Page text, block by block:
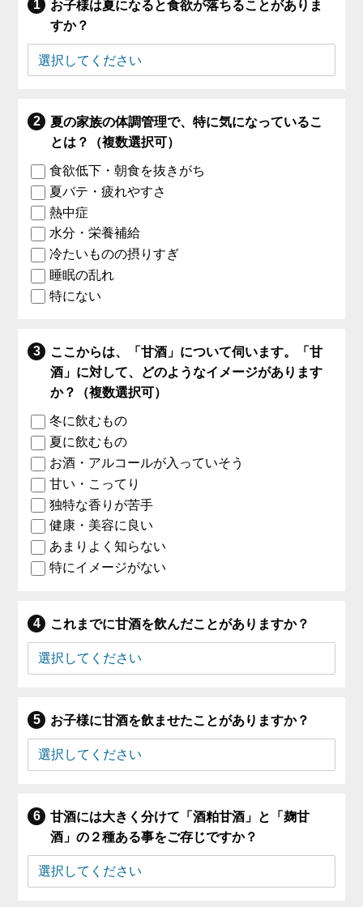
お子様は夏になると食欲が落ちることがありま
すか？
夏の家族の体調管理で、特に気になっているこ
とは？（複数選択可）
食欲低下・朝食を抜きがち
夏バテ・疲れやすさ
熱中症
水分・栄養補給
冷たいものの摂りすぎ
睡眠の乱れ
特にない
ここからは、「甘酒」について伺います。「甘
酒」に対して、どのようなイメージがあります
か？（複数選択可）
冬に飲むもの
夏に飲むもの
お酒・アルコールが入っていそう
甘い・こってり
独特な香りが苦手
健康・美容に良い
あまりよく知らない
特にイメージがない
これまでに甘酒を飲んだことがありますか？
お子様に甘酒を飲ませたことがありますか？
甘酒には大きく分けて「酒粕甘酒」と「麹甘
酒」の２種ある事をご存じですか？